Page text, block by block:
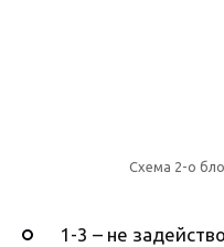
Схема 2-о
1-3 – не